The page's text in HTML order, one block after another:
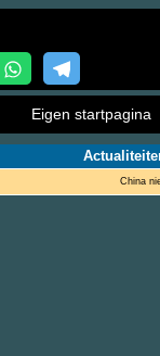
Eigen startpagina
China